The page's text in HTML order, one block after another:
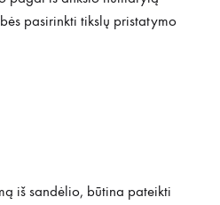
pasirinkti tikslų pristatymo
iš sandėlio, būtina pateikti